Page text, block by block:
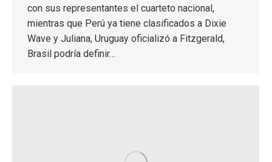
con sus representantes el cuarteto nacional,
mientras que Perú ya tiene clasificados a Dixie
Wave y Juliana, Uruguay oficializó a Fitzgerald,
Brasil podría definir…